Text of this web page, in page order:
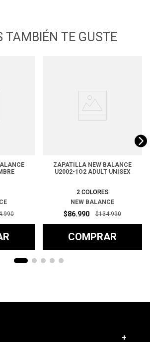
TAMBIÉN TE GUSTE
.990
ZAPATILLA NEW BALANCE
U2002-1O2 ADULT UNISEX
2 COLORES
NEW BALANCE
$86.990 $134.990
COMPRAR
+